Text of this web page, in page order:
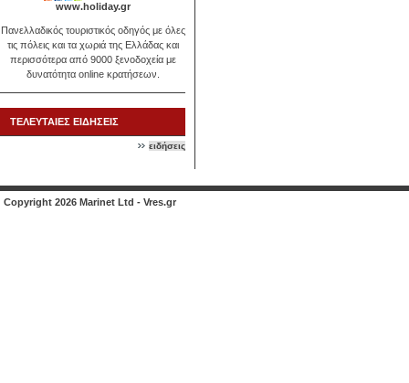
www.holiday.gr
Πανελλαδικός τουριστικός οδηγός με όλες
τις πόλεις και τα χωριά της Ελλάδας και
περισσότερα από 9000 ξενοδοχεία με
δυνατότητα online κρατήσεων.
ΤΕΛΕΥΤΑΙΕΣ ΕΙΔΗΣΕΙΣ
ειδήσεις
Copyright 2026 Marinet Ltd - Vres.gr